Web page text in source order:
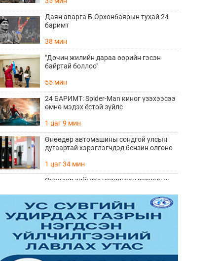
Даян аварга Б.Орхонбаярын тухай 24
баримт
38 мин
"Дөчин жилийн дараа өөрийн гэсэн
байртай боллоо"
55 мин
24 БАРИМТ: Spider-Man киног үзэхээсээ
өмнө мэдэх ёстой зүйлс
1 цаг 9 мин
Өнөөдөр автомашины сондгой улсын
дугаартай хэрэглэгчдэд бензин олгоно
1 цаг 34 мин
Өнөөдөр хийгдэх цахилгаан засварын
1 цаг 36 мин
ӨНӨӨДӨР: “Чингис хааны тайлга
тахилга” сэдэвт эрдэм шинжилгээний
хурал болно
1 цаг 45 мин